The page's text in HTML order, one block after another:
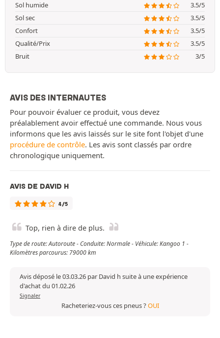
Sol humide
3.5/5
Sol sec
3.5/5
Confort
3.5/5
Qualité/Prix
3.5/5
Bruit
3/5
AVIS DES INTERNAUTES
Pour pouvoir évaluer ce produit, vous devez
préalablement avoir effectué une commande. Nous vous
informons que les avis laissés sur le site font l'objet d'une
procédure de contrôle. Les avis sont classés par ordre
chronologique uniquement.
AVIS DE DAVID H
4/5
Top, rien à dire de plus.
Type de route: Autoroute - Conduite: Normale - Véhicule: Kangoo 1 -
Kilomètres parcourus: 79000 km
Avis déposé le 03.03.26 par David h suite à une expérience
d'achat du 01.02.26
Signaler
Racheteriez-vous ces pneus ?OUI